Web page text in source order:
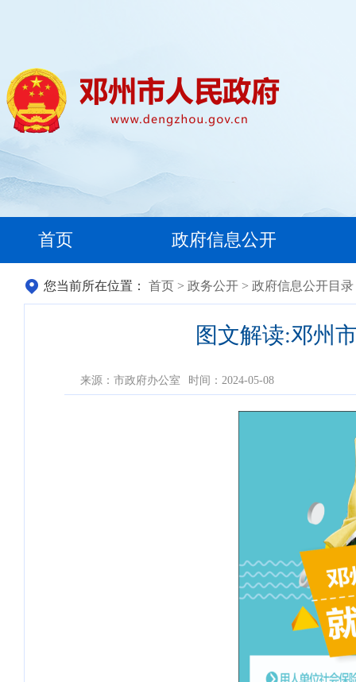
首页 政府信息公开
您当前所在位置： 首页 > 政务公开 > 政府信息公开目录
图文解读:邓州
来源：市政府办公室 时间：2024-05-08